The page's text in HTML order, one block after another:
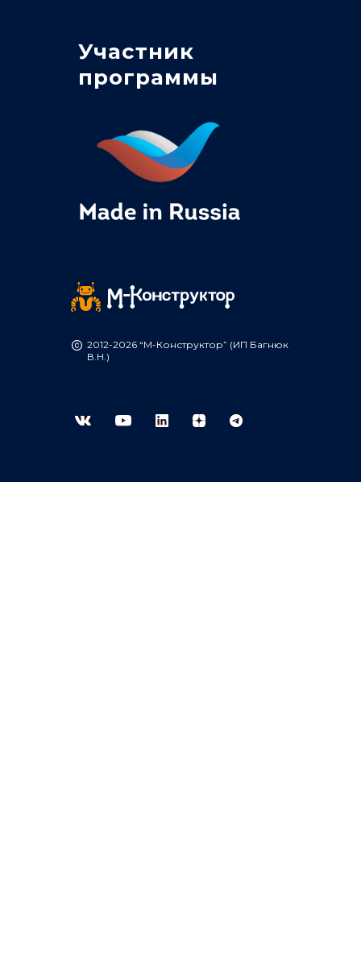
Участник
программы
2012-2026 “М-Конструктор” (ИП Багнюк
В.Н.)